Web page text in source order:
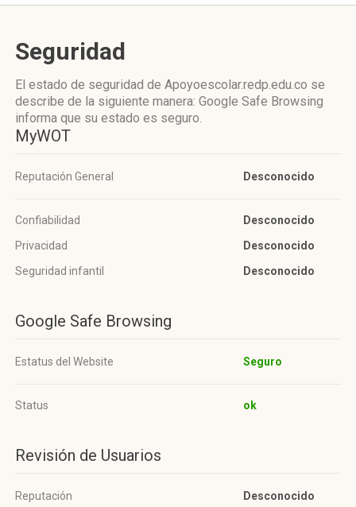
Seguridad
El estado de seguridad de Apoyoescolar.redp.edu.co se
describe de la siguiente manera: Google Safe Browsing
informa que su estado es seguro.
MyWOT
Reputación General Desconocido
Confiabilidad
Desconocido
Privacidad
Desconocido
Seguridad infantil
Desconocido
Google Safe Browsing
Estatus del Website Seguro
Status ok
Revisión de Usuarios
Reputación Desconocido